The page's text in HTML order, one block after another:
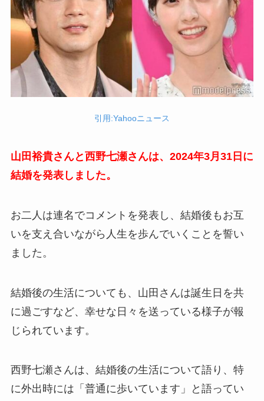
引用:Yahooニュース
山田裕貴さんと西野七瀬さんは、2024年3月31日に
結婚を発表しました。
お二人は連名でコメントを発表し、結婚後もお互
いを支え合いながら人生を歩んでいくことを誓い
ました。
結婚後の生活についても、山田さんは誕生日を共
に過ごすなど、幸せな日々を送っている様子が報
じられています。
西野七瀬さんは、結婚後の生活について語り、特
に外出時には「普通に歩いています」と語ってい